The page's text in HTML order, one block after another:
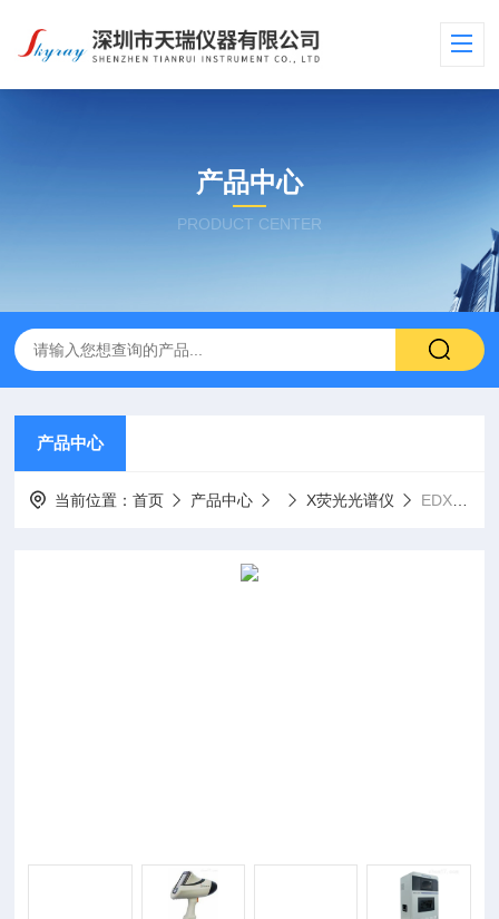
产品中心
PRODUCT CENTER
产品中心
当前位置：首页 产品中心 X荧光光谱仪 EDX4500台式XRF分析光谱仪器EDX4500